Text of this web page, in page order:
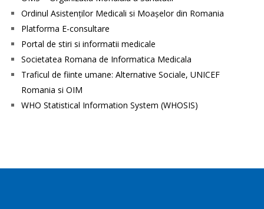
Ordinul Asistenţilor Medicali si Moaşelor din Romania
Platforma E-consultare
Portal de stiri si informatii medicale
Societatea Romana de Informatica Medicala
Traficul de fiinte umane: Alternative Sociale, UNICEF
Romania si OIM
WHO Statistical Information System (WHOSIS)